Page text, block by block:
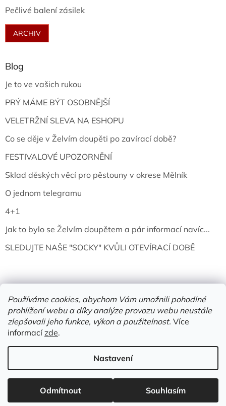
Používáme cookies, abychom Vám umožnili pohodlné
prohlížení webu a díky analýze provozu webu neustále
zlepšovali jeho funkce, výkon a použitelnost. Více
informacízde.
Nastavení
Odmítnout Souhlasím
Pečlivé balení zásilek
ARCHIV
Blog
Je to ve vašich rukou
PRÝ MÁME BÝT OSOBNĚJŠÍ
VELETRŽNÍ SLEVA NA ESHOPU
Co se děje v Želvím doupěti po zavírací době?
FESTIVALOVÉ UPOZORNĚNÍ
Sklad děských věcí pro pěstouny v okrese Mělník
O jednom telegramu
4+1
Jak to bylo se Želvím doupětem a pár informací navíc...
SLEDUJTE NAŠE "SOCKY" KVŮLI OTEVÍRACÍ DOBĚ
Vytvořil Shoptet
Copyright 2026Želví doupě | knihy & vinyly | Mělník. Všechna
práva vyhrazena.
Upravit nastavení cookies